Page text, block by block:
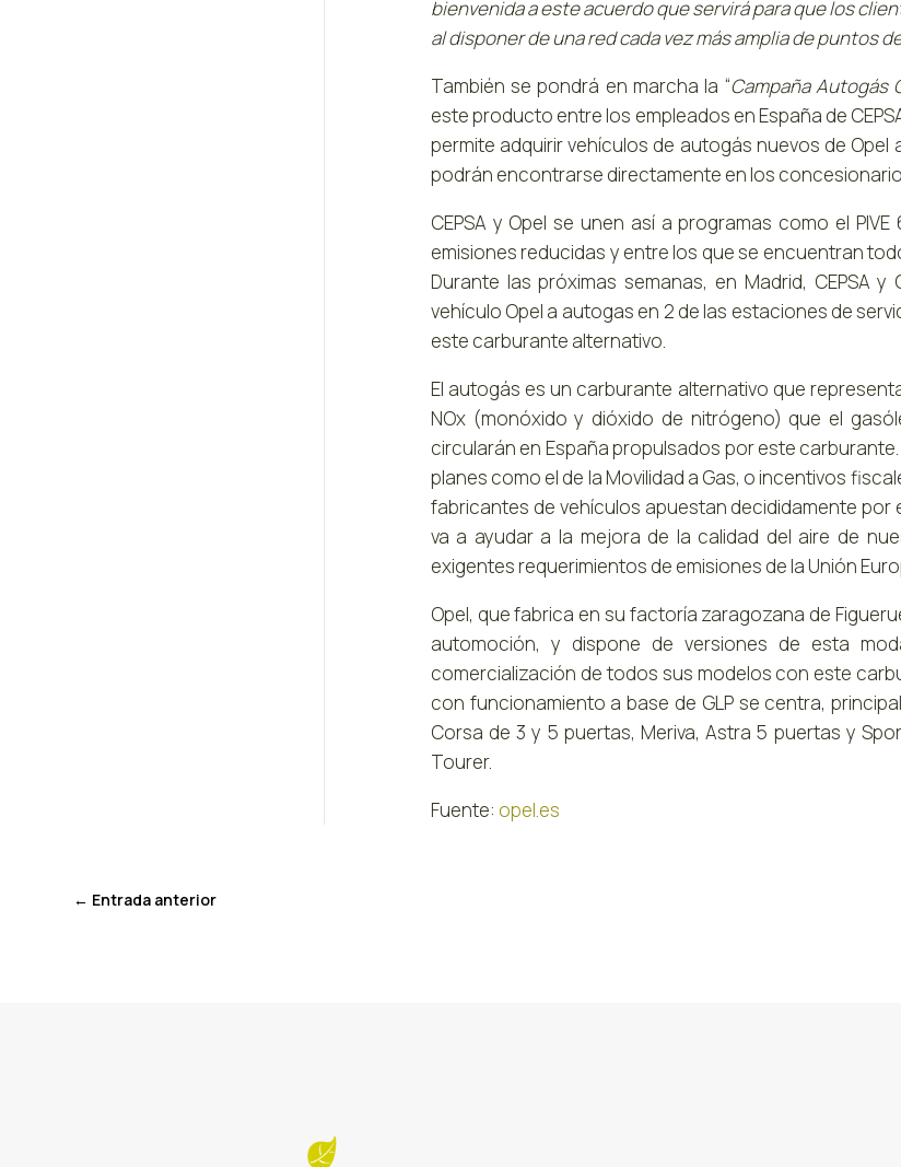
bienvenida a este acuerdo que servirá para que los
al disponer de una red cada vez más amplia de puntos
También se pondrá en marcha la “Campaña Autogás
este producto entre los empleados en España de
permite adquirir vehículos de autogás nuevos de
podrán encontrarse directamente en los
CEPSA y Opel se unen así a programas como el
emisiones reducidas y entre los que se encuentran
Durante las próximas semanas, en Madrid, CEPSA
vehículo Opel a autogas en 2 de las estaciones de
este carburante alternativo.
El autogás es un carburante alternativo que
NOx (monóxido y dióxido de nitrógeno) que el
circularán en España propulsados por este
planes como el de la Movilidad a Gas, o incentivos
fabricantes de vehículos apuestan decididamente
va a ayudar a la mejora de la calidad del aire de
exigentes requerimientos de emisiones de la Unión
Opel, que fabrica en su factoría zaragozana de
automoción, y dispone de versiones de esta
comercialización de todos sus modelos con este
con funcionamiento a base de GLP se centra,
Corsa de 3 y 5 puertas, Meriva, Astra 5 puertas y
Tourer.
Fuente: opel.es
← Entrada anterior